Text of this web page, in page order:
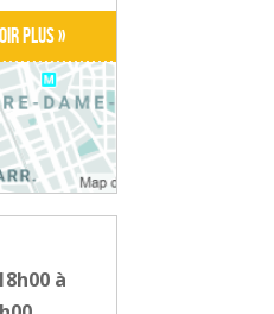
plus »
à